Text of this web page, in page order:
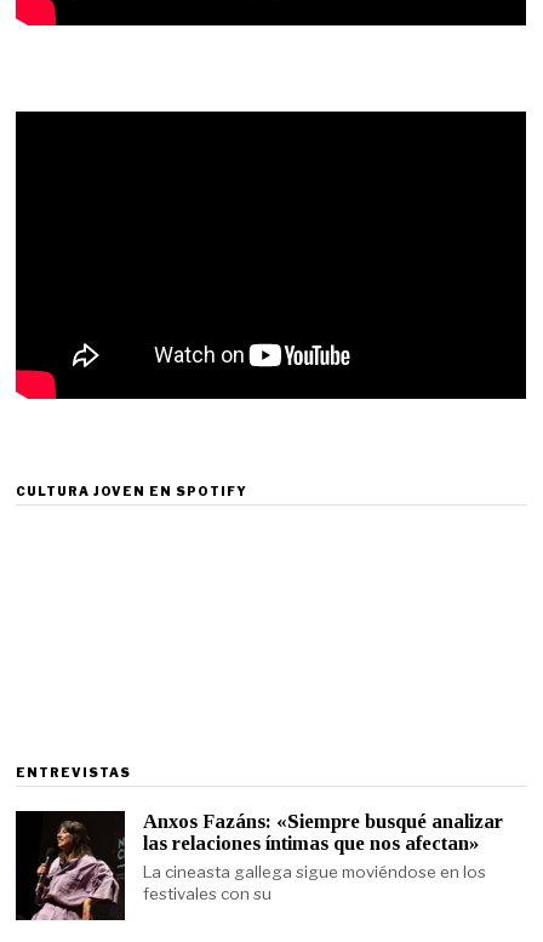
CULTURA JOVEN EN SPOTIFY
ENTREVISTAS
Anxos Fazáns: «Siempre busqué analizar
las relaciones íntimas que nos afectan»
La cineasta gallega sigue moviéndose en los
festivales con su